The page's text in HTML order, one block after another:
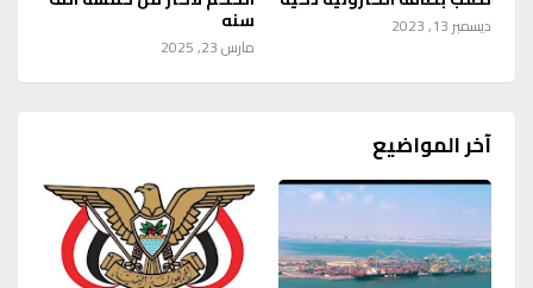
ديسمبر 13, 2023 سنه
مارس 23, 2025
آخر المواضيع